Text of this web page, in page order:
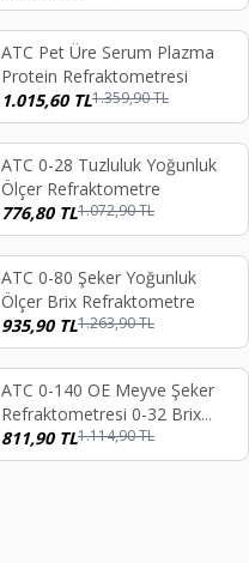
%25
ATC Pet Üre Serum Plazma
Protein Refraktometresi
1.015,60TL1.359,90TL
%28
ATC 0-28 Tuzluluk Yoğunluk
Ölçer Refraktometre
776,80TL1.072,90TL
%26
ATC 0-80 Şeker Yoğunluk
Ölçer Brix Refraktometre
935,90TL1.263,90TL
%27
ATC 0-140 OE Meyve Şeker
Refraktometresi 0-32 Brix
Mas Sacch
811,90TL1.114,90TL